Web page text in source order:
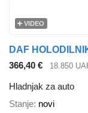
VIDEO
366,40 € 18.850
Hladnjak za auto
Stanje novi